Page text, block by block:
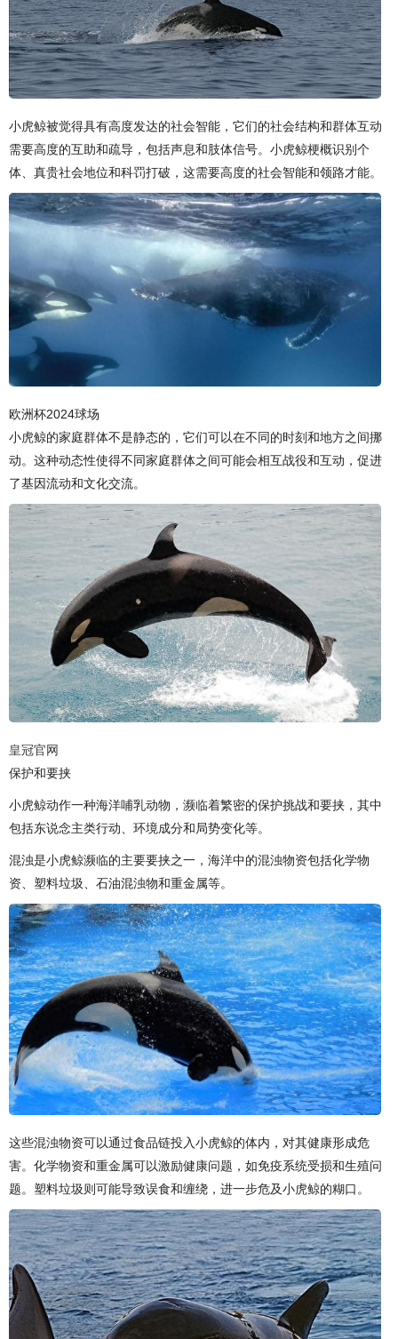
小虎鲸被觉得具有高度发达的社会智能，它们的社会结构和群体互动
需要高度的互助和疏导，包括声息和肢体信号。小虎鲸梗概识别个
体、真贵社会地位和科罚打破，这需要高度的社会智能和领路才能。
欧洲杯2024球场
小虎鲸的家庭群体不是静态的，它们可以在不同的时刻和地方之间挪
动。这种动态性使得不同家庭群体之间可能会相互战役和互动，促进
了基因流动和文化交流。
皇冠官网
保护和要挟
小虎鲸动作一种海洋哺乳动物，濒临着繁密的保护挑战和要挟，其中
包括东说念主类行动、环境成分和局势变化等。
混浊是小虎鲸濒临的主要要挟之一，海洋中的混浊物资包括化学物
资、塑料垃圾、石油混浊物和重金属等。
这些混浊物资可以通过食品链投入小虎鲸的体内，对其健康形成危
害。化学物资和重金属可以激励健康问题，如免疫系统受损和生殖问
题。塑料垃圾则可能导致误食和缠绕，进一步危及小虎鲸的糊口。